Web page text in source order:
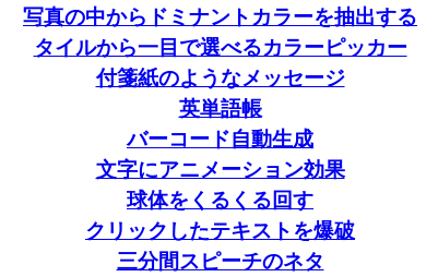
写真の中からドミナントカラーを抽出する
タイルから一目で選べるカラーピッカー
付箋紙のようなメッセージ
英単語帳
バーコード自動生成
文字にアニメーション効果
球体をくるくる回す
クリックしたテキストを爆破
三分間スピーチのネタ